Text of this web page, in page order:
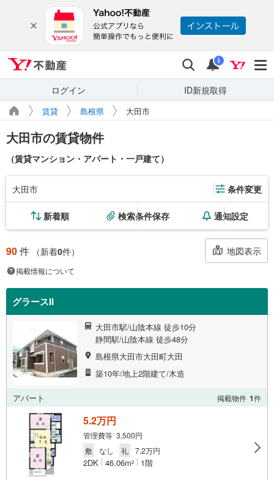
検索 通知
i
ログイン ID新規取得
賃貸 島根県 大田市
大田市の賃貸物件
（賃貸マンション・アパート・一戸建て）
大田市 条件変更
新着順 検索条件保存 通知設定
90件 （新着0件） 地図表示
掲載情報について
グラースII
大田市駅/山陰本線 徒歩10分
静間駅/山陰本線 徒歩48分
島根県大田市大田町大田
築10年/地上2階建て/木造
アパート 掲載物件 1件
5.2万円
管理費等 3,500円
敷
なし 礼 7.2万円
2DK 46.06m2 1階